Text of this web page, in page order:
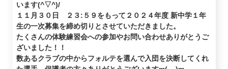
います(^▽^)/
１１月３０日 ２３:５９をもって２０２４年度 新中学１年
生の一次募集を締め切りとさせていただきました。
たくさんの体験練習会への参加やお問い合わせありがとうご
ざいました！！
数あるクラブの中からフォルテを選んで入団を決断してくれ